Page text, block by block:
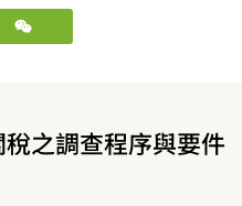
之調查程序與要件